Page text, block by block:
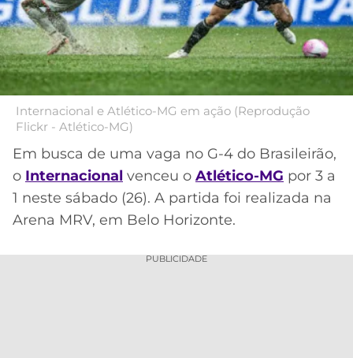
BETANO
MELHORES
APPS
DE
CASSINOS
ONLINE
MELHORES
CASSINOS
2026
FLAMENGO
FLUMINENSE
BOTAFOGO
VASCO
INTERNACIONAL
GRÊMIO
PREMIER
LEAGUE
COPA
SUL-
AMERICANA
LIGA
DOS
CAMPEÕES
Internacional e Atlético-MG em ação (Reprodução
Flickr - Atlético-MG)
Em busca de uma vaga no G-4 do Brasileirão,
o Internacional venceu o Atlético-MG por 3 a
1 neste sábado (26). A partida foi realizada na
Arena MRV, em Belo Horizonte.
PUBLICIDADE